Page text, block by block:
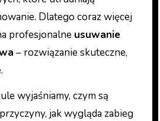
Dlatego coraz więcej
profesjonalne usuwanie
– rozwiązanie skuteczne,
wyjaśniamy, czym są
jak wygląda zabieg